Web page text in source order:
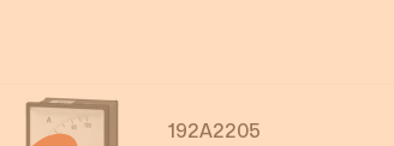
192A2205